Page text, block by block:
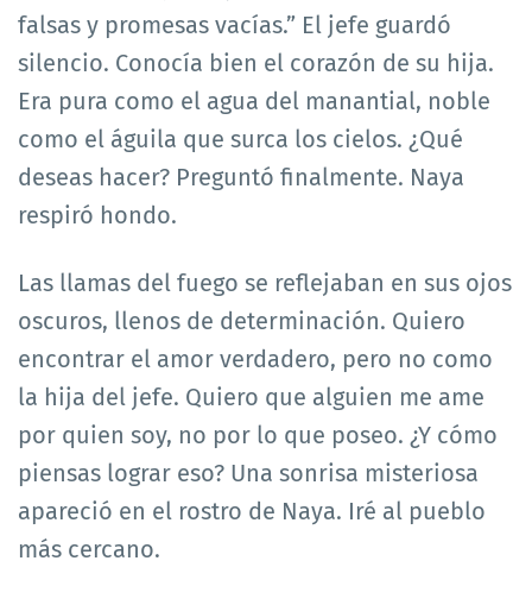
falsas y promesas vacías.” El jefe guardó
silencio. Conocía bien el corazón de su hija.
Era pura como el agua del manantial, noble
como el águila que surca los cielos. ¿Qué
deseas hacer? Preguntó finalmente. Naya
respiró hondo.
Las llamas del fuego se reflejaban en sus ojos
oscuros, llenos de determinación. Quiero
encontrar el amor verdadero, pero no como
la hija del jefe. Quiero que alguien me ame
por quien soy, no por lo que poseo. ¿Y cómo
piensas lograr eso? Una sonrisa misteriosa
apareció en el rostro de Naya. Iré al pueblo
más cercano.